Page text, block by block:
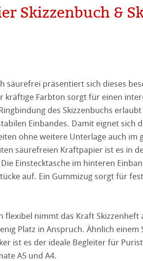
Albums
Album
Rag
Pastel
Skizzenbuch &
säurefrei präsentiert sich dieses
kräftige Farbton sorgt für einen
des Skizzenbuchs
Einbandes. Damit eignet sich
ohne weitere Unterlage auch im
säurefreien Kraftpapier ist es in
Einstecktasche im hinteren
auf. Ein Gummizug sorgt für
flexibel nimmt das Kraft Skizzenheft
Platz in Anspruch. Ähnlich einem
ist es der ideale Begleiter für
A5 und A4.